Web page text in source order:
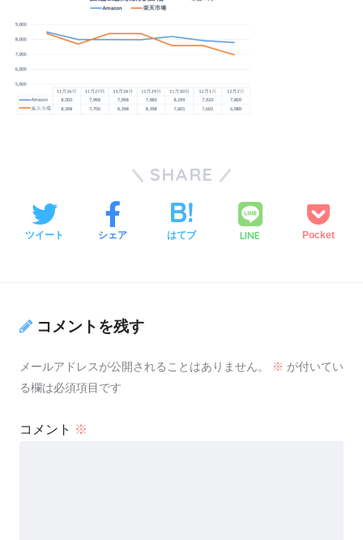
SHARE
ツイート シェア はてブ LINE Pocket
コメントを残す
メールアドレスが公開されることはありません。 ※ が付いてい
る欄は必須項目です
コメント ※